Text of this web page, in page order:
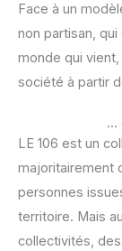
Face à un
non partisan,
monde qui
société à partir
…
LE 106 est un
majoritairement
personnes
territoire. Mais
collectivités,